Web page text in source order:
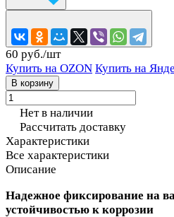
60 руб./шт
Купить на OZON Купить на
В корзину
Нет в наличии
Рассчитать доставку
Характеристики
Все характеристики
Описание
Надежное фиксирование на
устойчивостью к коррозии